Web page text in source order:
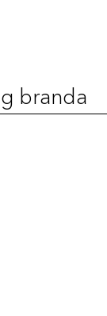
branda